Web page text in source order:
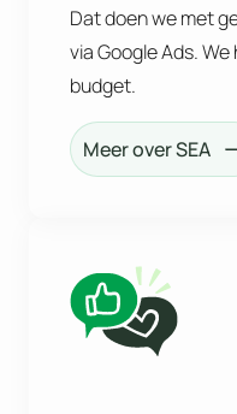
Dat doen we met
via Google Ads.
budget.
Meer over SEA